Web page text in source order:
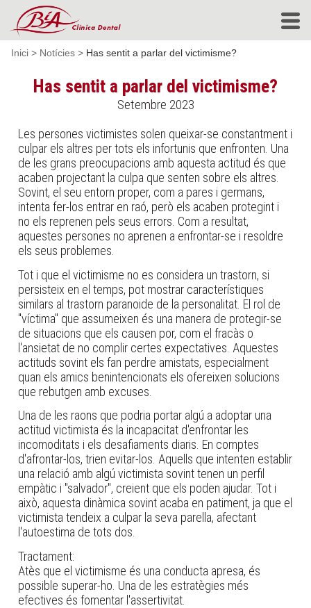
Inici > Notícies >Has sentit a parlar del victimisme?
Has sentit a parlar del victimisme?
Setembre 2023
Les persones victimistes solen queixar-se constantment i
culpar els altres per tots els infortunis que enfronten. Una
de les grans preocupacions amb aquesta actitud és que
acaben projectant la culpa que senten sobre els altres.
Sovint, el seu entorn proper, com a pares i germans,
intenta fer-los entrar en raó, però els acaben protegint i
no els reprenen pels seus errors. Com a resultat,
aquestes persones no aprenen a enfrontar-se i resoldre
els seus problemes.
Tot i que el victimisme no es considera un trastorn, si
persisteix en el temps, pot mostrar característiques
similars al trastorn paranoide de la personalitat. El rol de
"víctima" que assumeixen és una manera de protegir-se
de situacions que els causen por, com el fracàs o
l'ansietat de no complir certes expectatives. Aquestes
actituds sovint els fan perdre amistats, especialment
quan els amics benintencionats els ofereixen solucions
que rebutgen amb excuses.
Una de les raons que podria portar algú a adoptar una
actitud victimista és la incapacitat d'enfrontar les
incomoditats i els desafiaments diaris. En comptes
d'afrontar-los, trien evitar-los. Aquells que intenten establir
una relació amb algú victimista sovint tenen un perfil
empàtic i "salvador", creient que els poden ajudar. Tot i
això, aquesta dinàmica sovint acaba en patiment, ja que el
victimista tendeix a culpar la seva parella, afectant
l'autoestima de tots dos.
Tractament:
Atès que el victimisme és una conducta apresa, és
possible superar-ho. Una de les estratègies més
efectives és fomentar l'assertivitat.